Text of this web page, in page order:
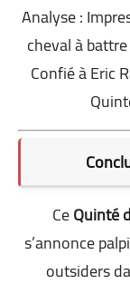
Analyse :
cheval à
Confié à Eric
CeQuinté
s’annonce
outsiders